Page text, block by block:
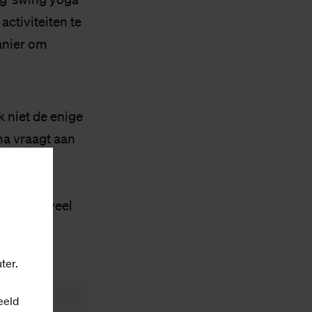
activiteiten te
om
niet de enige
vraagt aan
een
zie ik veel